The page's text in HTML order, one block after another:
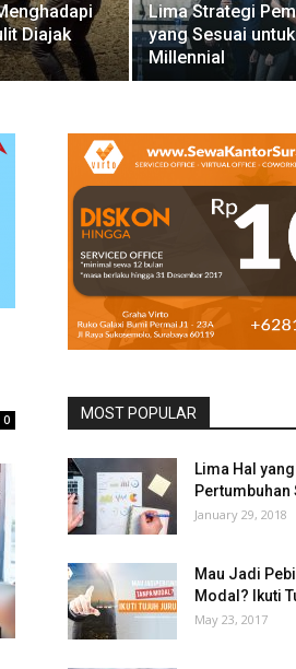
Diajak
Lima Strategi
yang Sesuai
Millennial
0 MOST POPULAR
Lima Hal
Pertumbuhan
January 29, 2018
Mau Jadi
Modal? Ikuti
May 23, 2017